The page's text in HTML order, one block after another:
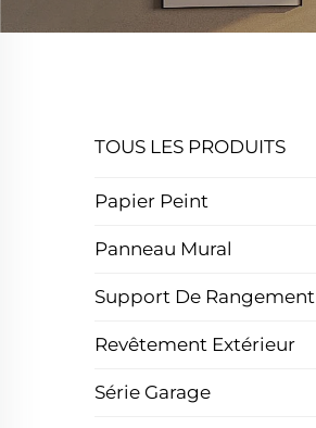
TOUS LES PRODUITS
Papier Peint
Panneau Mural
Support De Rangement
Revêtement Extérieur
Série Garage